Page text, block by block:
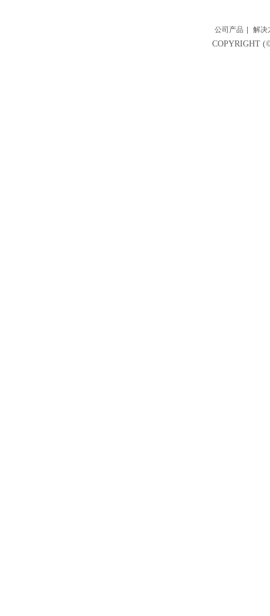
公司产品 解决
COPYRIGHT